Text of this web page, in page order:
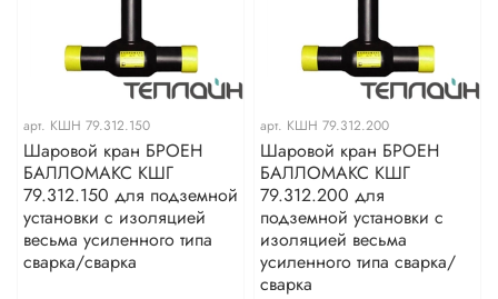
арт. КШН 79.312.150
Шаровой кран БРОЕН
БАЛЛОМАКС КШГ
79.312.150 для подземной
установки с изоляцией
весьма усиленного типа
сварка/сварка
арт. КШН 79.312.200
Шаровой кран БРОЕН
БАЛЛОМАКС КШГ
79.312.200 для
подземной установки с
изоляцией весьма
усиленного типа сварка/
сварка